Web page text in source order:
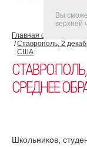
Главная страница
Ставрополь, 2
США
СРЕДНЕЕ
Школьников,
Вы
верхней